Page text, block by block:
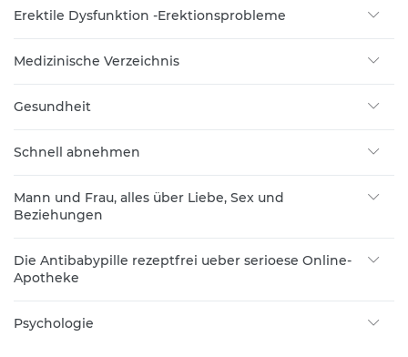
Erektile Dysfunktion -Erektionsprobleme
Medizinische Verzeichnis
Gesundheit
Schnell abnehmen
Mann und Frau, alles über Liebe, Sex und
Beziehungen
Die Antibabypille rezeptfrei ueber serioese Online-
Apotheke
Psychologie